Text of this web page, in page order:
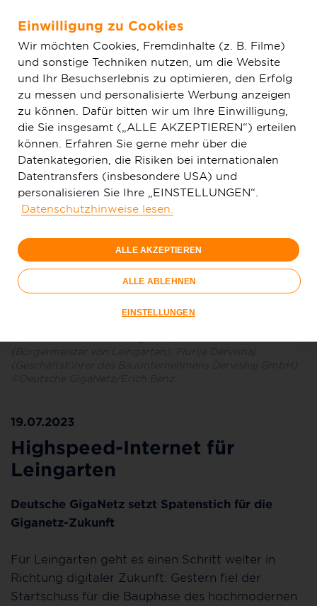
Zum Hauptinhalt springen
Aktuelles
Leingarten
Symbolischer Spatenstich in Leingarten (v. l. n. r.): Martin
19.07.2023
Highspeed-Internet für
Leingarten
Deutsche GigaNetz setzt Spatenstich für die
Giganetz-Zukunft
Für Leingarten geht es einen Schritt weiter in
Richtung digitaler Zukunft: Gestern fiel der
Startschuss für die Bauphase des hochmodernen
Einwilligung zu Cookies
Wir möchten Cookies, Fremdinhalte (z. B. Filme)
und sonstige Techniken nutzen, um die Website
und Ihr Besuchserlebnis zu optimieren, den Erfolg
zu messen und personalisierte Werbung anzeigen
zu können. Dafür bitten wir um Ihre Einwilligung,
die Sie insgesamt („ALLE AKZEPTIEREN“) erteilen
können. Erfahren Sie gerne mehr über die
Datenkategorien, die Risiken bei internationalen
Datentransfers (insbesondere USA) und
personalisieren Sie Ihre „EINSTELLUNGEN“.
Datenschutzhinweise lesen.
ALLE AKZEPTIEREN
ALLE ABLEHNEN
EINSTELLUNGEN